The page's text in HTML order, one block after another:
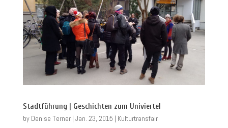
Stadtführung | Geschichten zum Univiertel
by Denise Terner| Jan. 23, 2015 | Kulturtransfair